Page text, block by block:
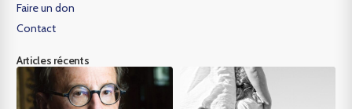
Faire un don
Contact
Articles récents